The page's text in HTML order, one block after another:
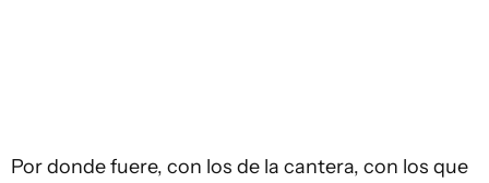
Por donde fuere, con los de la cantera, con los que